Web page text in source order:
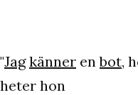
"Jag känner enbot,
heter hon